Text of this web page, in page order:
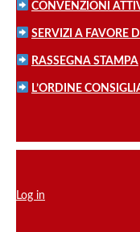
CONVENZIONI
SERVIZI A FAVORE
RASSEGNA STAMPA
L’ORDINE
Log in